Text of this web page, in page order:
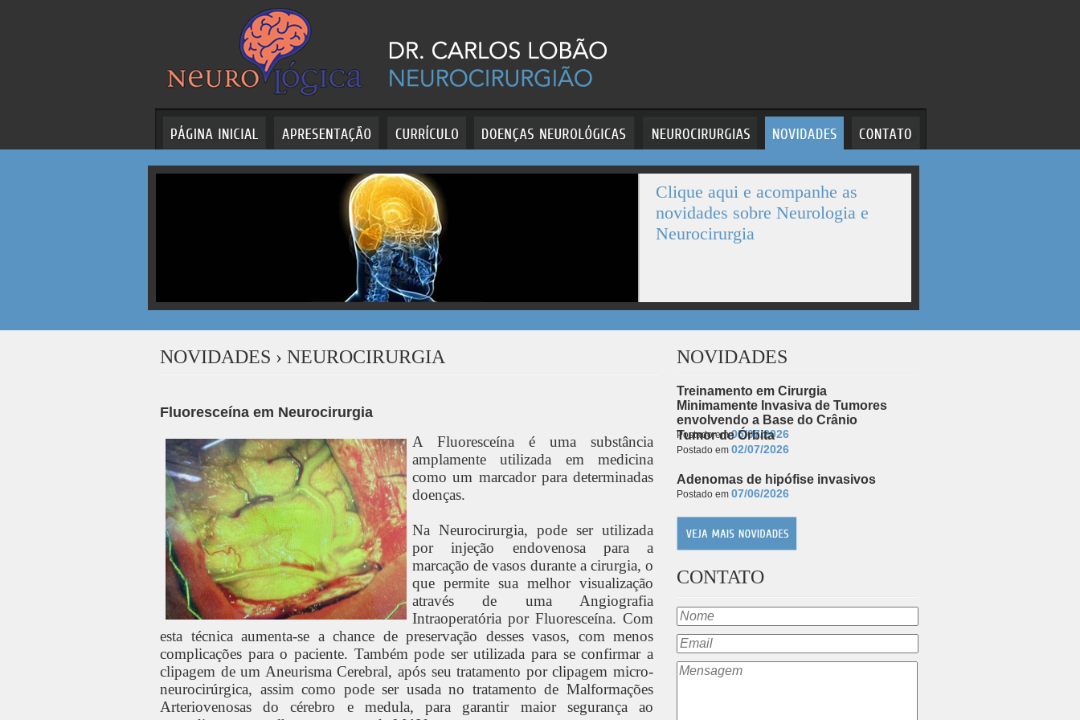
Clique aqui e acompanhe as
novidades sobre Neurologia e
Neurocirurgia
NOVIDADES › NEUROCIRURGIA
Fluoresceína em Neurocirurgia
A Fluoresceína é uma substância
amplamente utilizada em medicina
como um marcador para determinadas
doenças.
Na Neurocirurgia, pode ser utilizada
por injeção endovenosa para a
marcação de vasos durante a cirurgia, o
que permite sua melhor visualização
através de uma Angiografia
Intraoperatória por Fluoresceína. Com
esta técnica aumenta-se a chance de preservação desses vasos, com menos
complicações para o paciente. Também pode ser utilizada para se confirmar a
clipagem de um Aneurisma Cerebral, após seu tratamento por clipagem micro-
neurocirúrgica, assim como pode ser usada no tratamento de Malformações
Arteriovenosas do cérebro e medula, para garantir maior segurança ao
NOVIDADES
Treinamento em Cirurgia
Minimamente Invasiva de Tumores
envolvendo a Base do Crânio
Postado em05/07/2026
Tumor de Órbita
Postado em 02/07/2026
Adenomas de hipófise invasivos
Postado em 07/06/2026
CONTATO